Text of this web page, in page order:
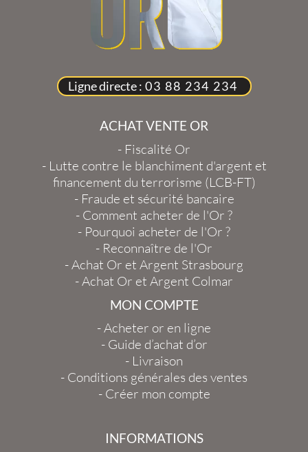
Ligne directe : 03 88 234 234
ACHAT VENTE OR
- Fiscalité Or
- Lutte contre le blanchiment d'argent et
financement du terrorisme (LCB-FT)
- Fraude et sécurité bancaire
- Comment acheter de l'Or ?
- Pourquoi acheter de l'Or ?
- Reconnaître de l'Or
-Achat Or et Argent Strasbourg
-Achat Or et Argent Colmar
MON COMPTE
-Acheter or en ligne
- Guide d’achat d’or
- Livraison
- Conditions générales des ventes
- Créer mon compte
INFORMATIONS